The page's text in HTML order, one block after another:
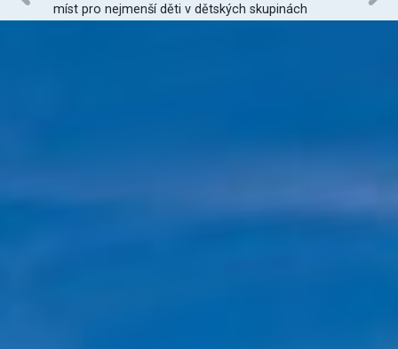
míst pro nejmenší děti v dětských skupinách